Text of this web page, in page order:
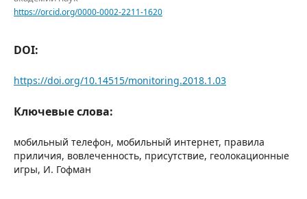
https://orcid.org/0000-0002-2211-1620
DOI:
https://doi.org/10.14515/monitoring.2018.1.03
Ключевые слова:
мобильный телефон, мобильный интернет, правила
приличия, вовлеченность, присутствие, геолокационные
игры, И. Гофман